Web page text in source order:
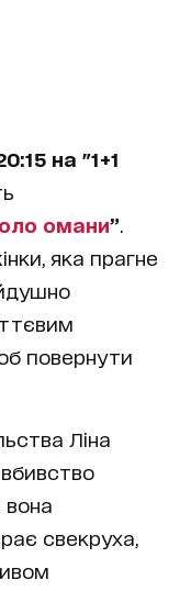
на "1+1
омани”
яка прагне
повернути
Ліна
вона
свекруха,